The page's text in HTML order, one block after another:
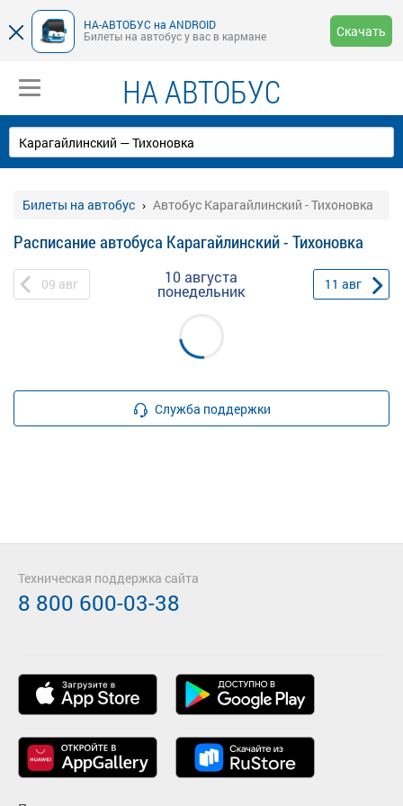
НА-АВТОБУС на ANDROID
Билеты на автобус у вас в кармане
Скачать
НА АВТОБУС
Билеты на автобус Автобус Карагайлинский - Тихоновка
Расписание автобуса Карагайлинский - Тихоновка
09 авг 10 августа
понедельник 11 авг
Служба поддержки
Техническая поддержка сайта
8 800 600-03-38